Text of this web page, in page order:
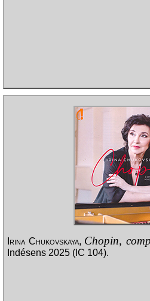
Irina Chukovskaya, Chopin,
Indésens 2025 (IC 104).